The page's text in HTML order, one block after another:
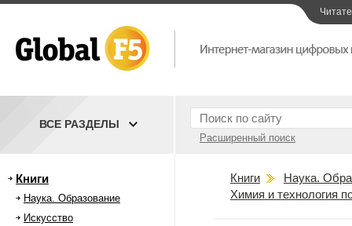
Расширенный поиск
ВСЕ РАЗДЕЛЫ
Книги
Наука. Образование
Искусство
Книги
Наука.
Химия и технология